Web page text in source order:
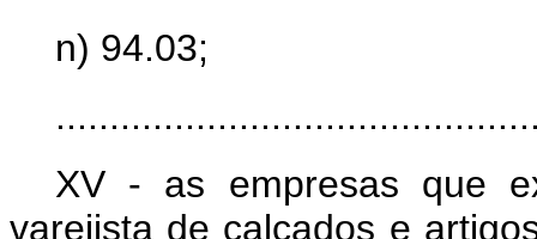
n) 94.03;
XV - as empresas que
varejista de calçados e